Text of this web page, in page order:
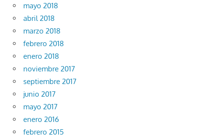
mayo 2018
abril 2018
marzo 2018
febrero 2018
enero 2018
noviembre 2017
septiembre 2017
junio 2017
mayo 2017
enero 2016
febrero 2015